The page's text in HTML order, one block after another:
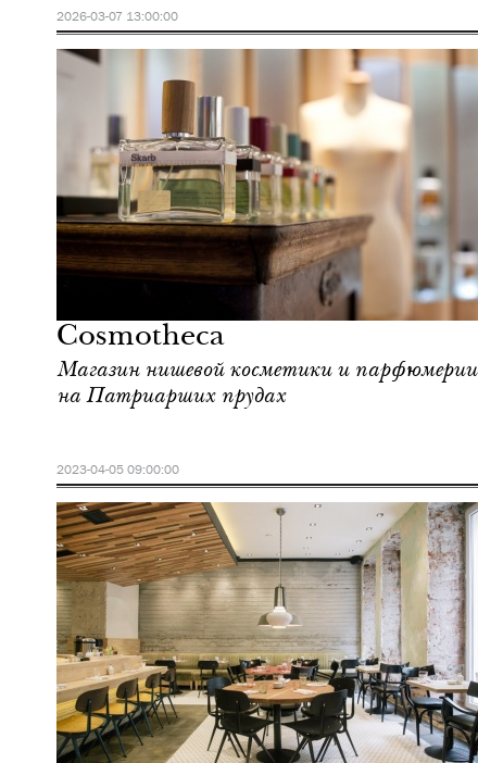
2026-03-07 13:00:00
Cosmotheca
Магазин нишевой косметики и парфюмерии
на Патриарших прудах
2023-04-05 09:00:00
Культура
Шоппинг
Москва